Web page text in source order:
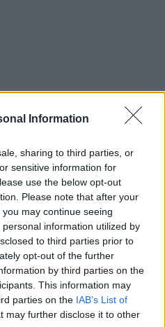
Information
sharing to third parties, or
sensitive information for
use the below opt-out
Please note that after your
may continue seeing
information utilized by
to third parties prior to
opt-out of the further
by third parties on the
This information may
parties on the IAB’s List of
may further disclose it to other